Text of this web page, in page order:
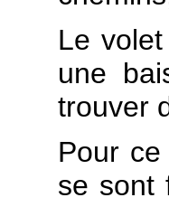
Le
une
trouver
Pour
se sont